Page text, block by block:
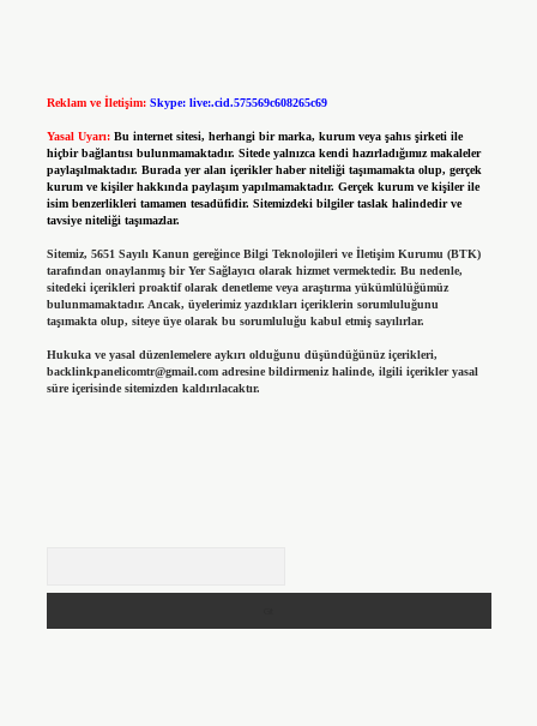
Reklam ve İletişim: Skype: live:.cid.575569c608265c69
Yasal Uyarı: Bu internet sitesi, herhangi bir marka, kurum veya şahıs şirketi ile
hiçbir bağlantısı bulunmamaktadır. Sitede yalnızca kendi hazırladığımız makaleler
paylaşılmaktadır. Burada yer alan içerikler haber niteliği taşımamakta olup, gerçek
kurum ve kişiler hakkında paylaşım yapılmamaktadır. Gerçek kurum ve kişiler ile
isim benzerlikleri tamamen tesadüfidir. Sitemizdeki bilgiler taslak halindedir ve
tavsiye niteliği taşımazlar.
Sitemiz, 5651 Sayılı Kanun gereğince Bilgi Teknolojileri ve İletişim Kurumu (BTK)
tarafından onaylanmış bir Yer Sağlayıcı olarak hizmet vermektedir. Bu nedenle,
sitedeki içerikleri proaktif olarak denetleme veya araştırma yükümlülüğümüz
bulunmamaktadır. Ancak, üyelerimiz yazdıkları içeriklerin sorumluluğunu
taşımakta olup, siteye üye olarak bu sorumluluğu kabul etmiş sayılırlar.
Hukuka ve yasal düzenlemelere aykırı olduğunu düşündüğünüz içerikleri,
backlinkpanelicomtr@gmail.comadresine bildirmeniz halinde, ilgili içerikler yasal
süre içerisinde sitemizden kaldırılacaktır.